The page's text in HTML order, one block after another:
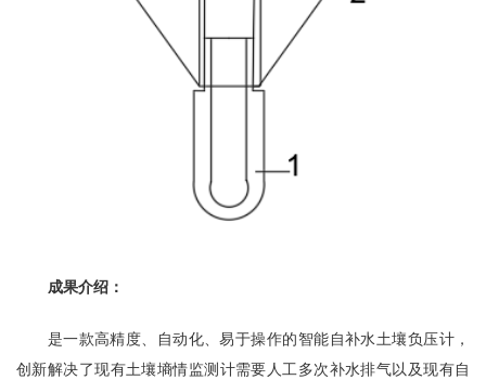
成果介绍：
是一款高精度、自动化、易于操作的智能自补水土壤负压计，
创新解决了现有土壤墒情监测计需要人工多次补水排气以及现有自